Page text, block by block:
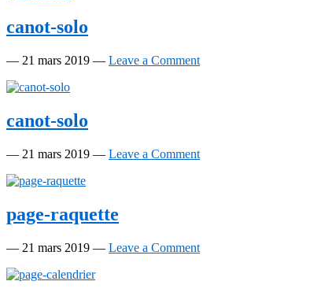
canot-solo
— 21 mars 2019 — Leave a Comment
canot-solo
— 21 mars 2019 — Leave a Comment
page-raquette
— 21 mars 2019 — Leave a Comment